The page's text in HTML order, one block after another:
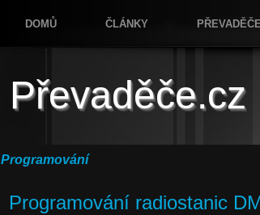
DOMŮ ČLÁNKY PŘEVADĚČE
Převaděče.cz
Programování
Programování radiostanic